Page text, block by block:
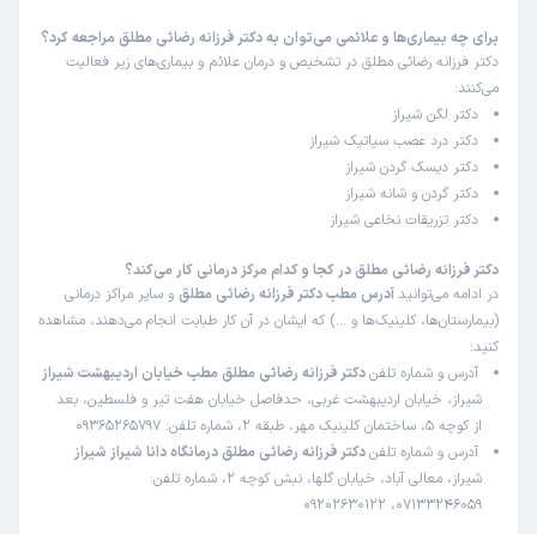
بود آخر سر از بالینت سفارش دادیم اینو گفتم شاید مشکل بقیه
هم باشه
علت مراجعه: مدیریت دردهای مزمن (مانند کمردرد و گردن‌درد)
کاربر دکترتو
زمان انتظار:0-15 دقیقه
ماجلسه اول بودکه خدمت دکتررسیدیم وقراره ده جلسه تحت
درمان باشیم ولی درکل فوق العاده بودن
علت مراجعه: مدیریت دردهای مزمن (مانند کمردرد و گردن‌درد)
مال اله
برای چه بیماری‌ها و علائمی می‌توان به دکتر فرزانه رضائی مطلق مراجعه کرد؟
دکتر فرزانه رضائی مطلق در تشخیص و درمان علائم و بیماری‌های زیر فعالیت
می‌کنند:
دکتر لگن شیراز
دکتر درد عصب سیاتیک شیراز
دکتر دیسک گردن شیراز
دکتر گردن و شانه شیراز
دکتر تزریقات نخاعی شیراز
دکتر فرزانه رضائی مطلق در کجا و کدام مرکز درمانی کار می‌کند؟
در ادامه می‌توانید آدرس مطب دکتر فرزانه رضائی مطلق و سایر مراکز درمانی
(بیمارستان‌ها، کلینیک‌ها و …) که ایشان در آن کار طبابت انجام می‌دهند، مشاهده
کنید:
آدرس و شماره تلفندکتر فرزانه رضائی مطلق مطب خیابان اردیبهشت شیراز
شیراز، خیابان اردیبهشت غربی، حدفاصل خیابان هفت تیر و فلسطین، بعد
از کوچه 5، ساختمان کلینیک مهر، طبقه 2، شماره تلفن: 09365265797
آدرس و شماره تلفندکتر فرزانه رضائی مطلق درمانگاه دانا شیراز شیراز
شیراز، معالی آباد، خیابان گلها، نبش کوچه 2، شماره تلفن:
07133246059، 09202630122